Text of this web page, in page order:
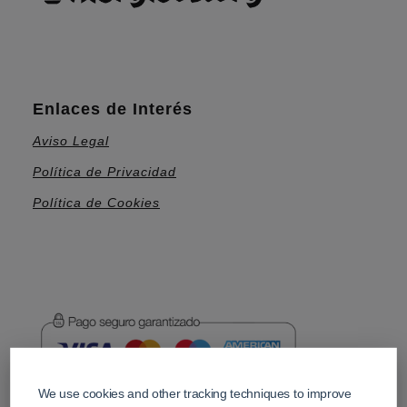
Enlaces de Interés
Aviso Legal
Política de Privacidad
Política de Cookies
We use cookies and other tracking techniques to improve